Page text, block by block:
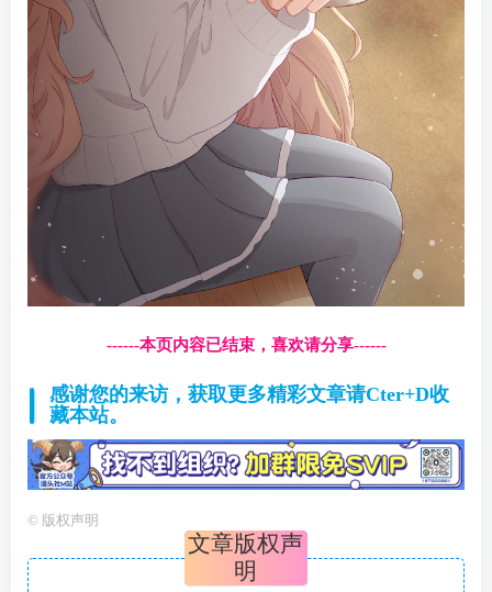
------本页内容已结束，喜欢请分享------
感谢您的来访，获取更多精彩文章请Cter+D收
藏本站。
© 版权声明
文章版权声
明